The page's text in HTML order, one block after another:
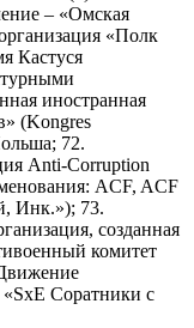
– «Омская
«Полк
Кастуся
иностранная
(Kongres
72.
Anti-Corruption
ACF, ACF
Инк.»); 73.
созданная
комитет
«SxE Соратники с